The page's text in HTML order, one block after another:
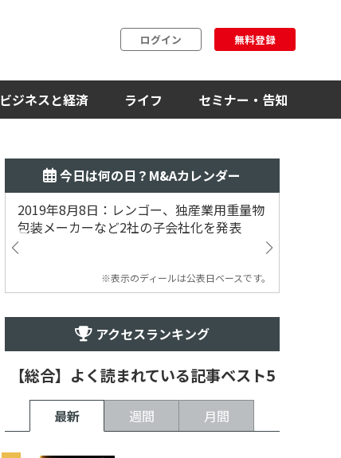
ログイン 無料登録
ビジネスと経済 ライフ セミナー・告知
今日は何の日？M&Aカレンダー
2019年8月8日：レンゴー、独産業用重量物
包装メーカーなど2社の子会社化を発表
※表示のディールは公表日ベースです。
アクセスランキング
【総合】よく読まれている記事ベスト5
最新 週間 月間